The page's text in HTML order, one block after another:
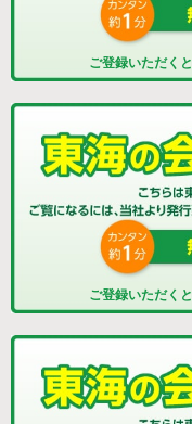
ご登録いただくと
ご登録いただくと